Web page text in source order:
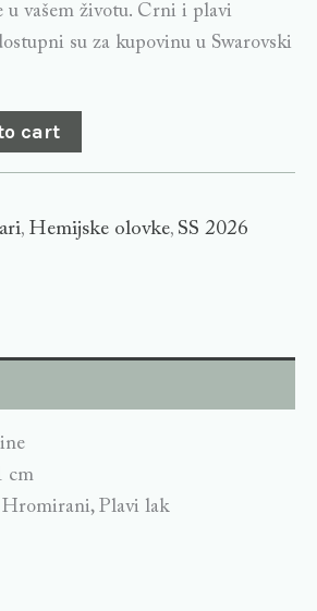
u vašem životu. Crni i plavi
su za kupovinu u Swarovski
cart
, Hemijske olovke, SS 2026
cm
Plavi lak